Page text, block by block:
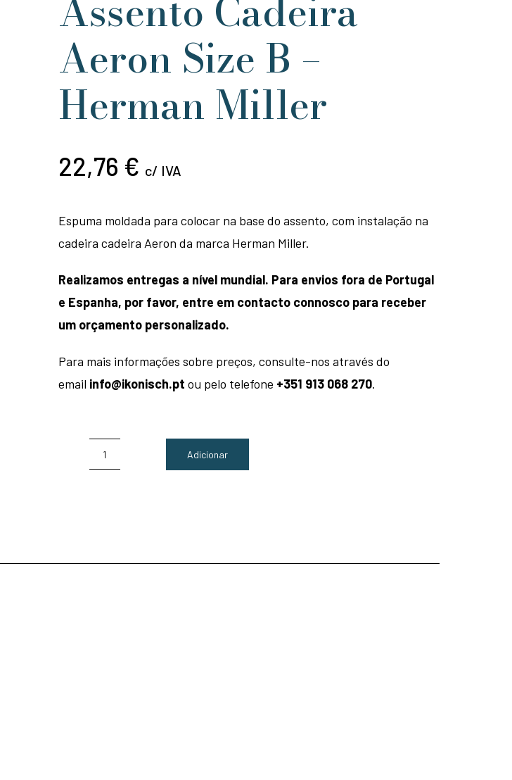
Assento Cadeira
Aeron Size B –
Herman Miller
22,76 € c/ IVA
Espuma moldada para colocar na base do assento, com instalação na
cadeira cadeira Aeron da marca Herman Miller.
Realizamos entregas a nível mundial. Para envios fora de Portugal
e Espanha, por favor, entre em contacto connosco para receber
um orçamento personalizado.
Para mais informações sobre preços, consulte-nos através do
email info@ikonisch.pt ou pelo telefone +351 913 068 270.
Adicionar